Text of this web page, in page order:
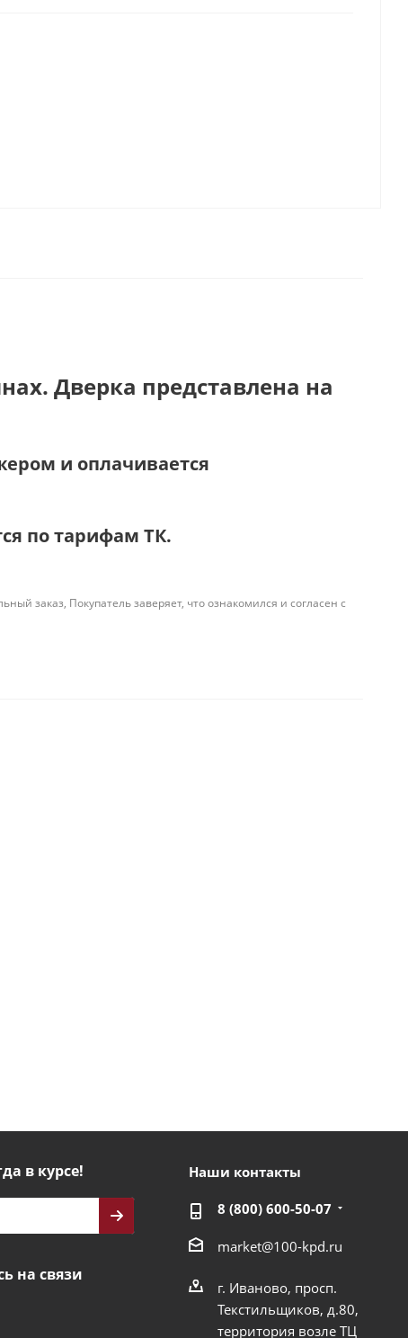
Дверка представлена на
и оплачивается
по тарифам ТК.
заказ, Покупатель заверяет, что ознакомился и согласен с
в курсе!
на связи
Наши контакты
8 (800) 600-50-07
market@100-kpd.ru
г. Иваново, просп.
Текстильщиков, д.80,
территория возле ТЦ